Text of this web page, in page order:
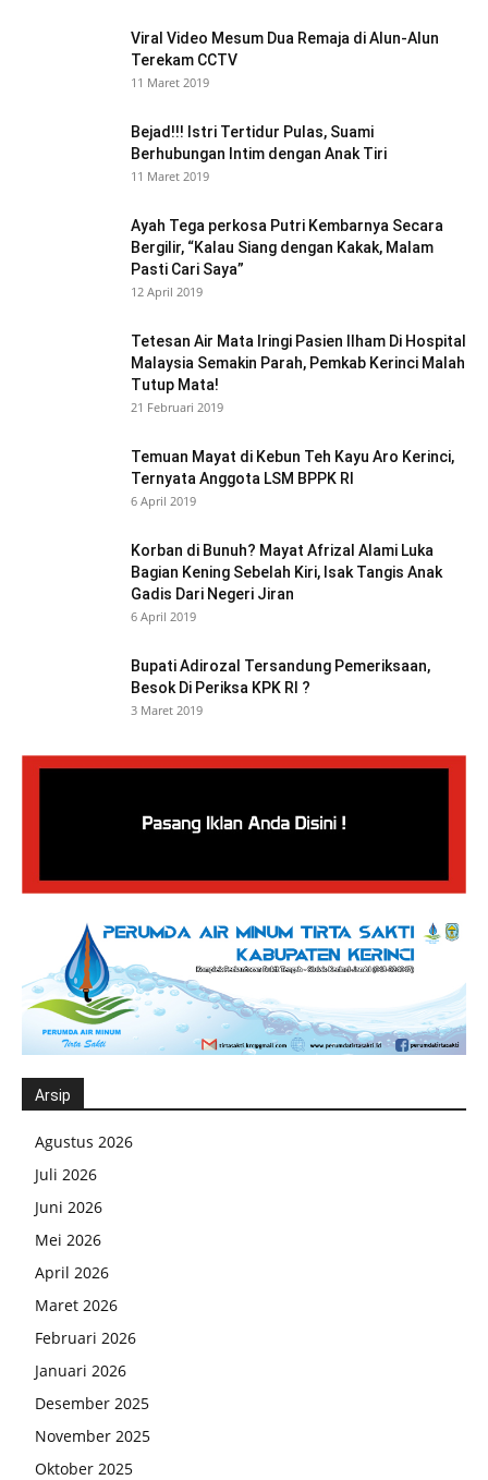
Viral Video Mesum Dua Remaja di Alun-Alun
Terekam CCTV
11 Maret 2019
Bejad!!! Istri Tertidur Pulas, Suami
Berhubungan Intim dengan Anak Tiri
11 Maret 2019
Ayah Tega perkosa Putri Kembarnya Secara
Bergilir, “Kalau Siang dengan Kakak, Malam
Pasti Cari Saya”
12 April 2019
Tetesan Air Mata Iringi Pasien Ilham Di Hospital
Malaysia Semakin Parah, Pemkab Kerinci Malah
Tutup Mata!
21 Februari 2019
Temuan Mayat di Kebun Teh Kayu Aro Kerinci,
Ternyata Anggota LSM BPPK RI
6 April 2019
Korban di Bunuh? Mayat Afrizal Alami Luka
Bagian Kening Sebelah Kiri, Isak Tangis Anak
Gadis Dari Negeri Jiran
6 April 2019
Bupati Adirozal Tersandung Pemeriksaan,
Besok Di Periksa KPK RI ?
3 Maret 2019
Arsip
Agustus 2026
Juli 2026
Juni 2026
Mei 2026
April 2026
Maret 2026
Februari 2026
Januari 2026
Desember 2025
November 2025
Oktober 2025